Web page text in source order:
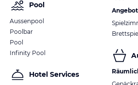
Pool
Aussenpool
Poolbar
Pool
Infinity Pool
Hotel Services